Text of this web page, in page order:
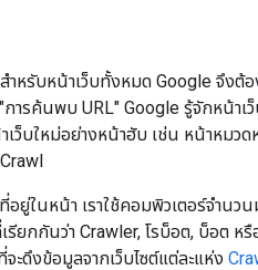
หรับหน้าเว็บทั้งหมด Google จึงต้
ารค้นพบ URL" Google รู้จักหน้าเ
เว็บใหม่อย่างหน้าฮับ เช่น หน้าหมว
ยู่ในหน้า เราใช้คอมพิวเตอร์จำนว
รียกกันว่า Crawler, โรบ็อต, บ็อต ห
ะดึงข้อมูลจากเว็บไซต์แต่ละแห่ง